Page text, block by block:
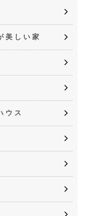
美しい家
ウス